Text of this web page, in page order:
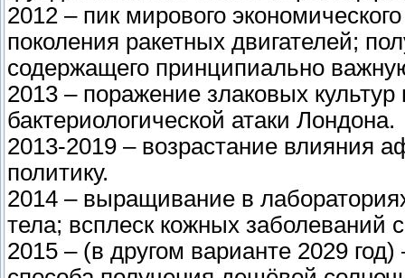
2012 – пик мирового
поколения ракетных двигателей;
содержащего принципиально
2013 – поражение злаковых
бактериологической атаки Лондона.
2013-2019 – возрастание влияния
политику.
2014 – выращивание в
тела; всплеск кожных заболеваний
2015 – (в другом варианте 2029